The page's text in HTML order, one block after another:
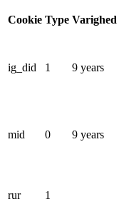
Cookie Type Varighed
ig_did 1 9 years
mid 0 9 years
rur 1